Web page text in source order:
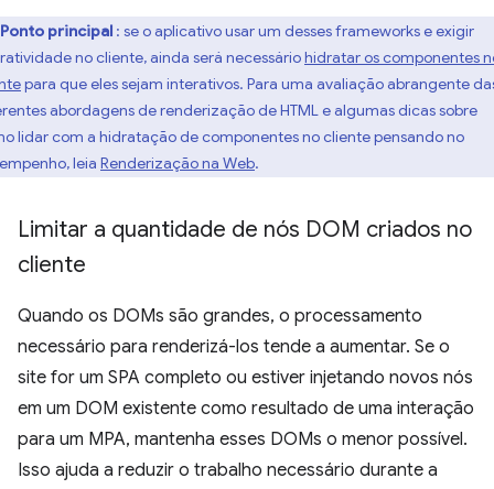
Ponto principal : se o aplicativo usar um desses frameworks e exigir
no cliente, ainda será necessáriohidratar os componentes
para que eles sejam interativos. Para uma avaliação abrangente
abordagens de renderização de HTML e algumas dicas sobre
lidar com a hidratação de componentes no cliente pensando no
leia Renderização na Web.
Limitar a quantidade de nós DOM criados no
cliente
Quando os DOMs são grandes, o processamento
necessário para renderizá-los tende a aumentar. Se o
site for um SPA completo ou estiver injetando novos nós
em um DOM existente como resultado de uma interação
para um MPA, mantenha esses DOMs o menor possível.
Isso ajuda a reduzir o trabalho necessário durante a